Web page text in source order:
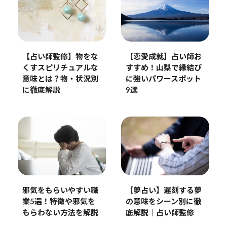
【占い師監修】物をな
くすスピリチュアルな
意味とは？物・状況別
に徹底解説
【恋愛成就】占い師お
すすめ！山梨で縁結び
に強いパワースポット
9選
邪気をもらいやすい職
業5選！特徴や邪気を
もらわない方法を解説
【夢占い】遅刻する夢
の意味をシーン別に徹
底解説｜占い師監修